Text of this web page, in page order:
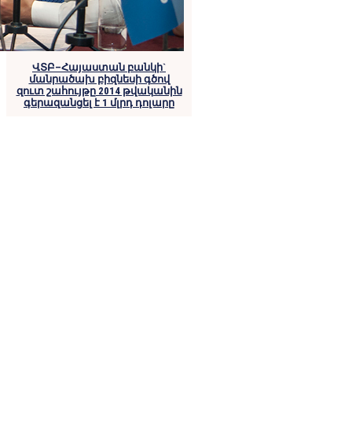
ՎՏԲ–Հայաստան բանկի`
մանրածախ բիզնեսի գծով
զուտ շահույթը 2014 թվականին
գերազանցել է 1 մլրդ դոլարը